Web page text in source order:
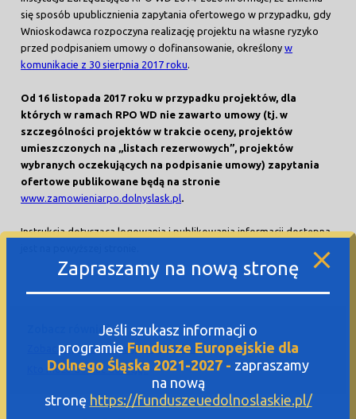
się sposób upublicznienia zapytania ofertowego w przypadku, gdy
Wnioskodawca rozpoczyna realizację projektu na własne ryzyko
przed podpisaniem umowy o dofinansowanie, określonyw
komunikacie z 30 sierpnia 2017 roku
Od 16 listopada 2017 roku w przypadku projektów, dla
których w ramach RPO WD nie zawarto umowy (tj. w
szczególności projektów w trakcie oceny, projektów
umieszczonych na „listach rezerwowych”, projektów
wybranych oczekujących na podpisanie umowy) zapytania
ofertowe publikowane będą na stronie
www.zamowieniarpo.dolnyslask.pl
Instrukcja dotycząca logowania i publikowania informacji dostępna
Zobacz również
Zobacz ogłoszenia i wyniki naborów
Kto może dostać dotację?
Zapraszamy na nową stronę
Jeśli szukasz informacji o
programie Fundusze Europejskie dla
Dolnego Śląska 2021-2027 - zapraszamy
na nową
stronę https://funduszeuedolnoslaskie.pl/